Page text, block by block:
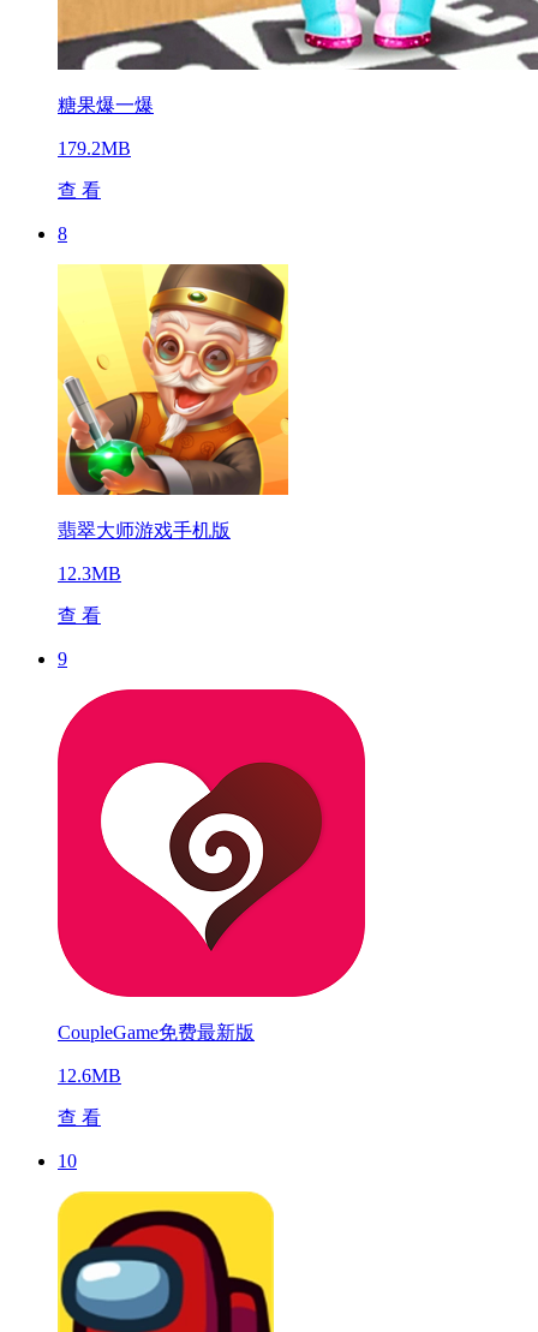
糖果爆一爆
179.2MB
查 看
8
翡翠大师游戏手机版
12.3MB
查 看
9
CoupleGame免费最新版
12.6MB
查 看
10